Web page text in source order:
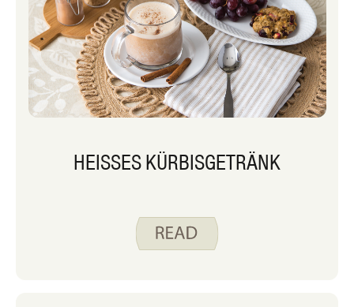
HEISSES KÜRBISGETRÄNK